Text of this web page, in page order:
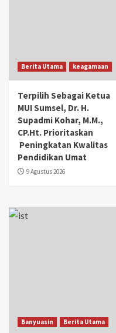
Berita Utama keagamaan
Terpilih Sebagai Ketua
MUI Sumsel, Dr. H.
Supadmi Kohar, M.M.,
CP.Ht. Prioritaskan
Peningkatan Kwalitas
Pendidikan Umat
9 Agustus 2026
Banyuasin Berita Utama